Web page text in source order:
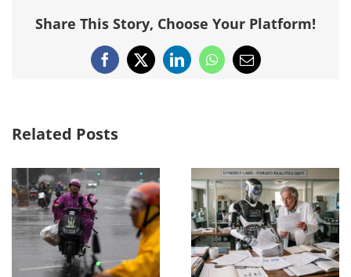
Share This Story, Choose Your Platform!
Facebook
X LinkedInWhatsApp
Email
Related Posts